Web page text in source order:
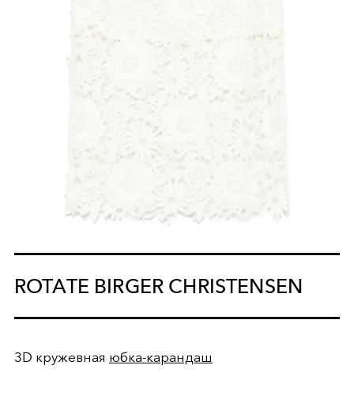
ROTATE BIRGER CHRISTENSEN
3D кружевная юбка-карандаш